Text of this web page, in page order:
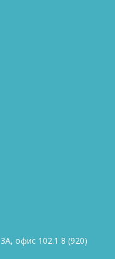
офис 102.1 8 (920)